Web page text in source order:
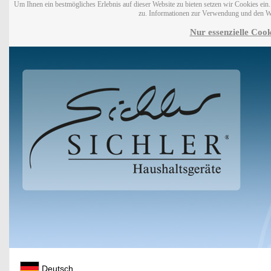
Um Ihnen ein bestmögliches Erlebnis auf dieser Website zu bieten setzen wir Cookies
zu. Informationen zur Verwendung und den
Nur essenzielle
Deutsch